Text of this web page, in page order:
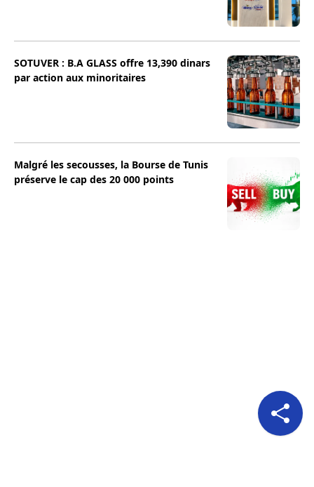
SOTUVER : B.A GLASS offre 13,390 dinars
par action aux minoritaires
Malgré les secousses, la Bourse de Tunis
préserve le cap des 20 000 points